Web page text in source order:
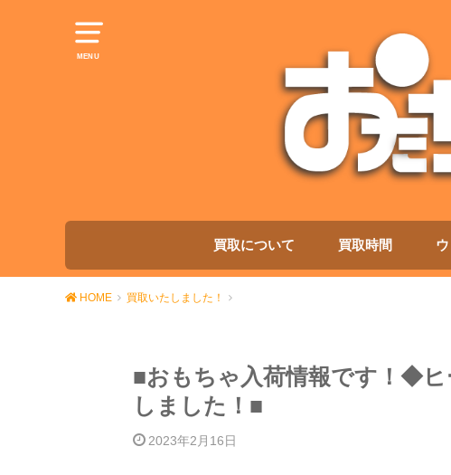
MENU
買取について 買取時間
HOME 買取いたしました！
■おもちゃ入荷情報です！◆
しました！■
2023年2月16日